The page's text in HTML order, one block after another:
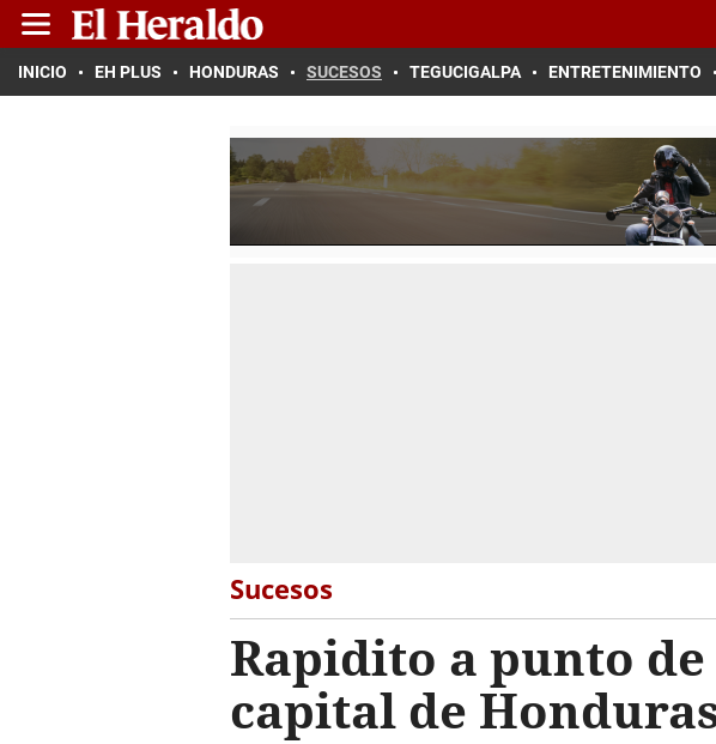
INICIO EH PLUS HONDURAS SUCESOS TEGUCIGALPA ENTRETENIMIENTO
Sucesos
Rapidito a punto
capital de